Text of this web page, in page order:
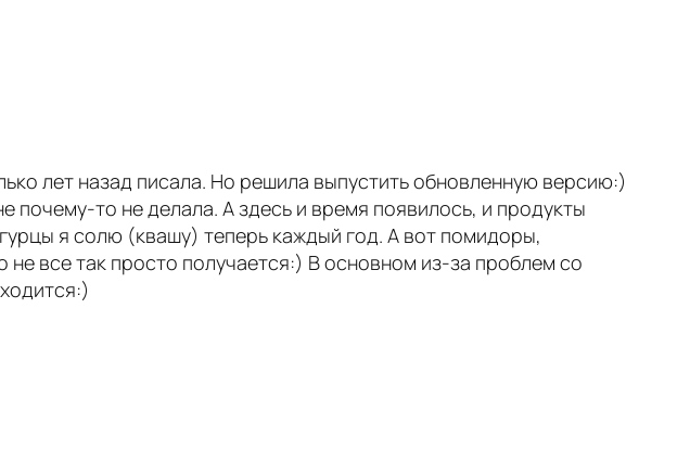
лет назад писала. Но решила выпустить обновленную версию:)
почему-то не делала. А здесь и время появилось, и продукты
я солю (квашу) теперь каждый год. А вот помидоры,
все так просто получается:) В основном из-за проблем со